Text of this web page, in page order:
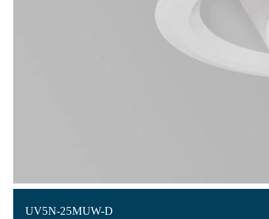
UV5N-25MUW-D